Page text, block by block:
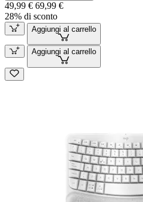
49,99 € 69,99 €
28% di sconto
Aggiungi al carrello
Aggiungi al carrello